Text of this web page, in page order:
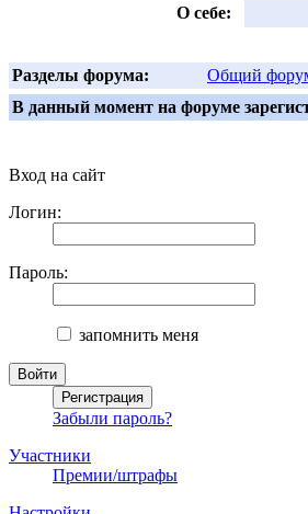
О себе:
Разделы форума: Общий
В данный момент на форуме
Вход на сайт
Логин:
Пароль:
запомнить меня
Забыли пароль?
Участники
Премии/штрафы